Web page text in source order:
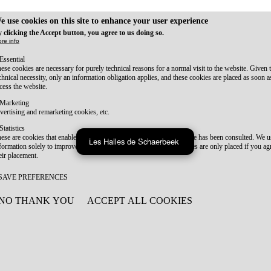
Les Halles de Schaerbeek
use cookies on this site to enhance your user experience
clicking the Accept button, you agree to us doing so.
info
Essential
cookies are necessary for purely technical reasons for a normal visit to the website. Given
necessity, only an information obligation applies, and these cookies are placed as soon
the website.
Marketing
and remarketing cookies, etc.
Statistics
are cookies that enable us to know how many times a given page has been consulted. We
solely to improve the content of our website. These cookies are only placed if you
placement.
PREFERENCES
THANK YOU ACCEPT ALL COOKIES
CONSENT